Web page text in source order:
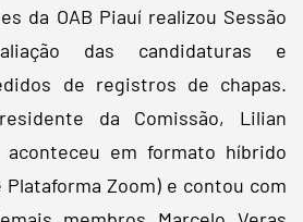
da OAB Piauí realizou Sessão
das candidaturas e
de registros de chapas.
da Comissão, Lilian
aconteceu em formato híbrido
Plataforma Zoom) e contou com